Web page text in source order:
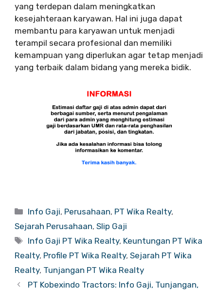
yang terdepan dalam meningkatkan
kesejahteraan karyawan. Hal ini juga dapat
membantu para karyawan untuk menjadi
terampil secara profesional dan memiliki
kemampuan yang diperlukan agar tetap menjadi
yang terbaik dalam bidang yang mereka bidik.
Categories
Info Gaji, Perusahaan, PT Wika Realty,
Sejarah Perusahaan, Slip Gaji
Tags
Info Gaji PT Wika Realty, Keuntungan PT Wika
Realty, Profile PT Wika Realty, Sejarah PT Wika
Realty, Tunjangan PT Wika Realty
PT Kobexindo Tractors: Info Gaji, Tunjangan,